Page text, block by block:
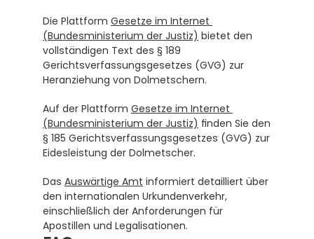
Die Plattform Gesetze im Internet
(Bundesministerium der Justiz) bietet den
vollständigen Text des § 189
Gerichtsverfassungsgesetzes (GVG) zur
Heranziehung von Dolmetschern.
Auf der Plattform Gesetze im Internet
(Bundesministerium der Justiz) finden Sie den
§ 185 Gerichtsverfassungsgesetzes (GVG) zur
Eidesleistung der Dolmetscher.
Das Auswärtige Amt informiert detailliert über
den internationalen Urkundenverkehr,
einschließlich der Anforderungen für
Apostillen und Legalisationen.